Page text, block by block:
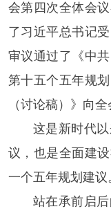
会第四次全体会
了习近平总书记
审议通过了《中
第十五个五年规
（讨论稿）》向全
这是新时代
议，也是全面建
一个五年规划建议
站在承前启